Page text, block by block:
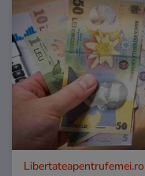
Libertateapentrufemei.ro